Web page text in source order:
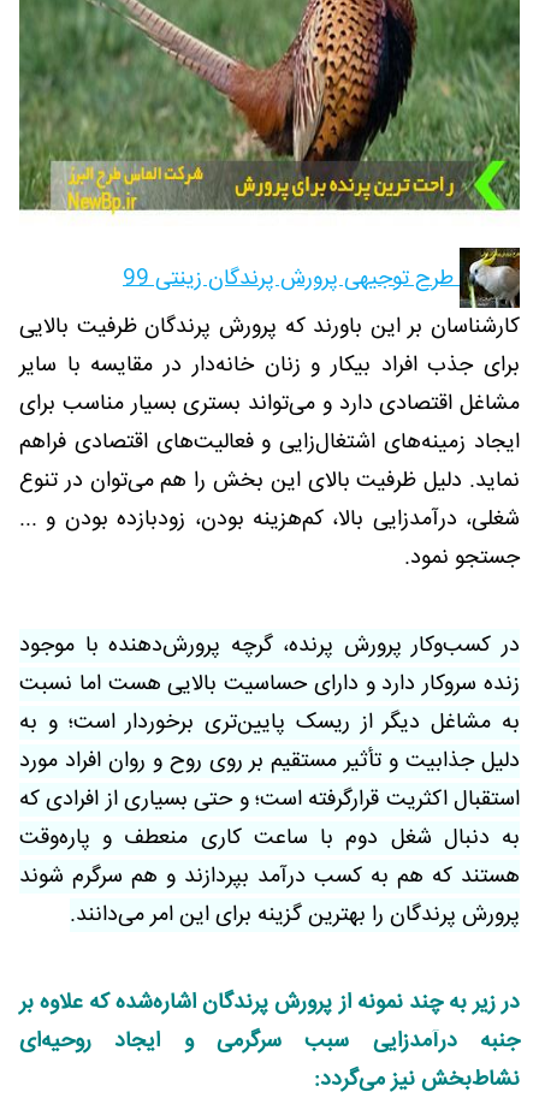
طرح توجیهی پرورش پرندگان زینتی 99
کارشناسان بر این باورند که پرورش پرندگان ظرفیت بالایی
برای جذب افراد بیکار و زنان خانه‌دار در مقایسه با سایر
مشاغل اقتصادی دارد و می‌تواند بستری بسیار مناسب برای
ایجاد زمینه‌های اشتغال‌زایی و فعالیت‌های اقتصادی فراهم
نماید. دلیل ظرفیت بالای این بخش را هم می‌توان در تنوع
شغلی، درآمدزایی بالا، کم‌هزینه بودن، زودبازده بودن و ...
جستجو نمود.
در کسب‌وکار پرورش پرنده، گرچه پرورش‌دهنده با موجود
زنده سروکار دارد و دارای حساسیت بالایی هست اما نسبت
به مشاغل دیگر از ریسک پایین‌تری برخوردار است؛ و به
دلیل جذابیت و تأثیر مستقیم بر روی روح و روان افراد مورد
استقبال اکثریت قرارگرفته است؛ و حتی بسیاری از افرادی که
به دنبال شغل دوم با ساعت کاری منعطف و پاره‌وقت
هستند که هم به کسب درآمد بپردازند و هم سرگرم شوند
پرورش پرندگان را بهترین گزینه برای این امر می‌دانند.
در زیر به چند نمونه از پرورش پرندگان اشاره‌شده که علاوه بر
جنبه درآمدزایی سبب سرگرمی و ایجاد روحیه‌ای
نشاط‌بخش نیز می‌گردد: